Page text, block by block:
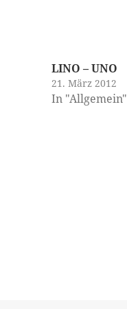
LINO – UNO
21. März 2012
In "Allgemein"